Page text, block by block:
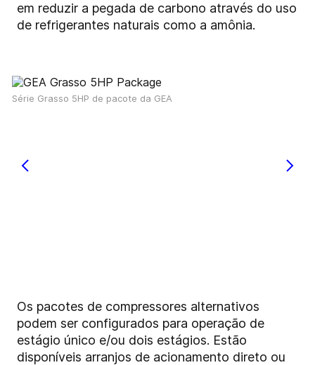
em reduzir a pegada de carbono através do uso
de refrigerantes naturais como a amônia.
Série Grasso 5HP de pacote da GEA
Os pacotes de compressores alternativos
podem ser configurados para operação de
estágio único e/ou dois estágios. Estão
disponíveis arranjos de acionamento direto ou